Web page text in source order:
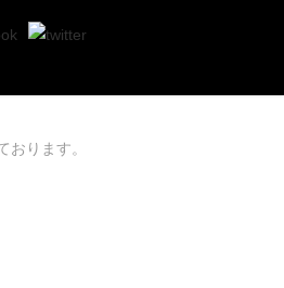
ります。